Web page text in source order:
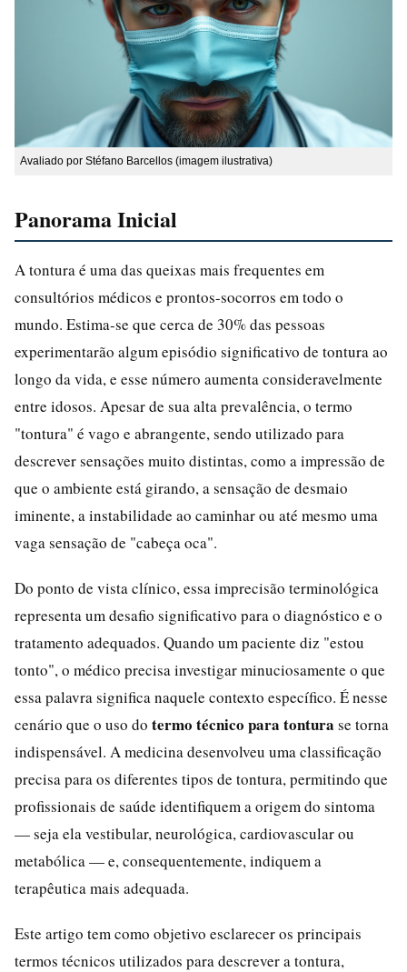
Avaliado por Stéfano Barcellos (imagem ilustrativa)
Panorama Inicial
A tontura é uma das queixas mais frequentes em
consultórios médicos e prontos-socorros em todo o
mundo. Estima-se que cerca de 30% das pessoas
experimentarão algum episódio significativo de tontura ao
longo da vida, e esse número aumenta consideravelmente
entre idosos. Apesar de sua alta prevalência, o termo
"tontura" é vago e abrangente, sendo utilizado para
descrever sensações muito distintas, como a impressão de
que o ambiente está girando, a sensação de desmaio
iminente, a instabilidade ao caminhar ou até mesmo uma
vaga sensação de "cabeça oca".
Do ponto de vista clínico, essa imprecisão terminológica
representa um desafio significativo para o diagnóstico e o
tratamento adequados. Quando um paciente diz "estou
tonto", o médico precisa investigar minuciosamente o que
essa palavra significa naquele contexto específico. É nesse
cenário que o uso do termo técnico para tontura se torna
indispensável. A medicina desenvolveu uma classificação
precisa para os diferentes tipos de tontura, permitindo que
profissionais de saúde identifiquem a origem do sintoma
— seja ela vestibular, neurológica, cardiovascular ou
metabólica — e, consequentemente, indiquem a
terapêutica mais adequada.
Este artigo tem como objetivo esclarecer os principais
termos técnicos utilizados para descrever a tontura,